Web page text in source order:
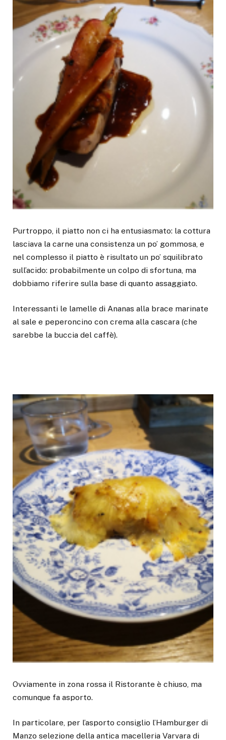
Purtroppo, il piatto non ci ha entusiasmato: la cottura
lasciava la carne una consistenza un po’ gommosa, e
nel complesso il piatto è risultato un po’ squilibrato
sull’acido: probabilmente un colpo di sfortuna, ma
dobbiamo riferire sulla base di quanto assaggiato.
Interessanti le lamelle di Ananas alla brace marinate
al sale e peperoncino con crema alla cascara (che
sarebbe la buccia del caffè).
Ovviamente in zona rossa il Ristorante è chiuso, ma
comunque fa asporto.
In particolare, per l’asporto consiglio l’Hamburger di
Manzo selezione della antica macelleria Varvara di